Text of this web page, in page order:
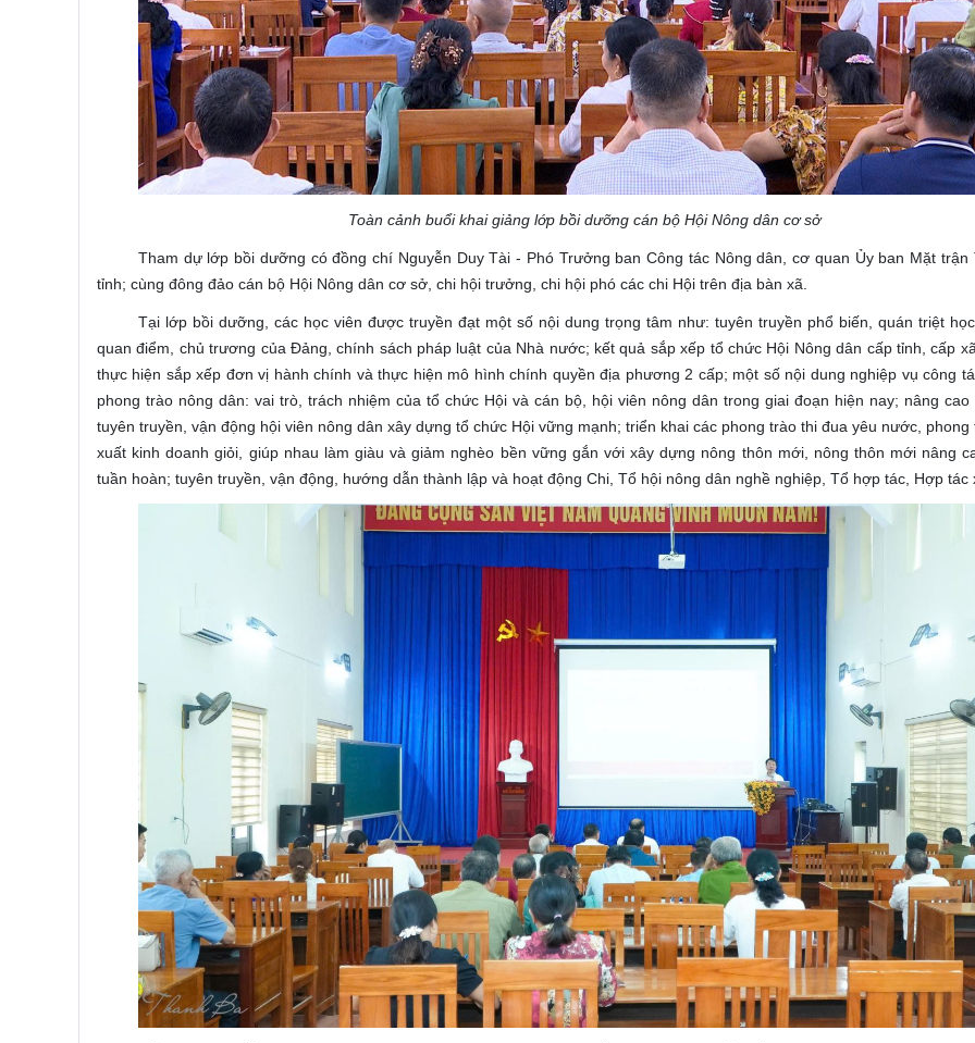
Toàn cảnh buổi khai giảng lớp bồi dưỡng cán bộ Hội Nông dân cơ sở
Tham dự lớp bồi dưỡng có đồng chí Nguyễn Duy Tài - Phó Trưởng ban Công tác Nông dân, cơ quan Ủy ban Mặt trận
tỉnh; cùng đông đảo cán bộ Hội Nông dân cơ sở, chi hội trưởng, chi hội phó các chi Hội trên địa bàn xã.
Tại lớp bồi dưỡng, các học viên được truyền đạt một số nội dung trọng tâm như: tuyên truyền phổ biến, quán triệt
quan điểm, chủ trương của Đảng, chính sách pháp luật của Nhà nước; kết quả sắp xếp tổ chức Hội Nông dân cấp tỉnh, cấp
thực hiện sắp xếp đơn vị hành chính và thực hiện mô hình chính quyền địa phương 2 cấp; một số nội dung nghiệp vụ công
phong trào nông dân: vai trò, trách nhiệm của tổ chức Hội và cán bộ, hội viên nông dân trong giai đoạn hiện nay; nâng cao
tuyên truyền, vận động hội viên nông dân xây dựng tổ chức Hội vững mạnh; triển khai các phong trào thi đua yêu nước, phong
xuất kinh doanh giỏi, giúp nhau làm giàu và giảm nghèo bền vững gắn với xây dựng nông thôn mới, nông thôn mới nâng
tuần hoàn; tuyên truyền, vận động, hướng dẫn thành lập và hoạt động Chi, Tổ hội nông dân nghề nghiệp, Tổ hợp tác, Hợp tác